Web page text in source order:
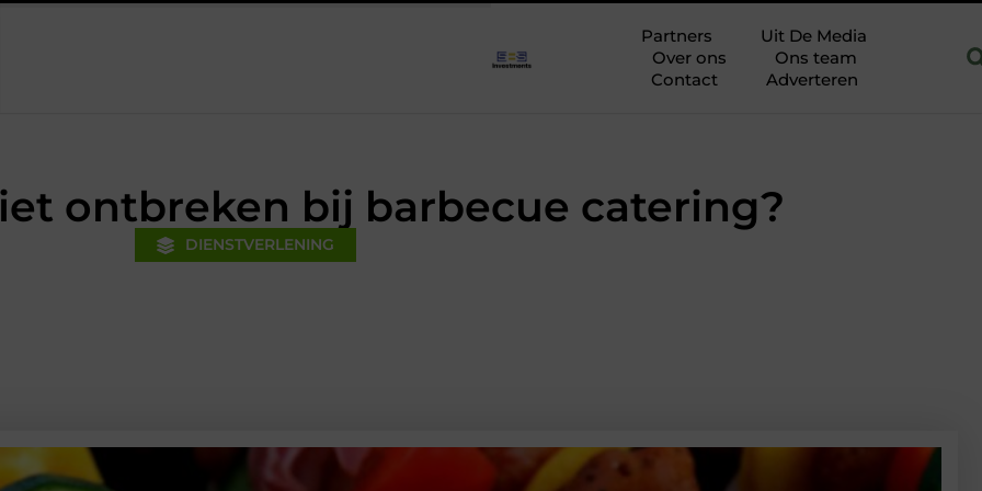
voorsprong voor jouw mkb-bedrijf met een boekhouder in Hoofddorp
Partners
Uit De Media
Over ons
Ons team
Contact
Adverteren
ontbreken bij barbecue catering?
DIENSTVERLENING